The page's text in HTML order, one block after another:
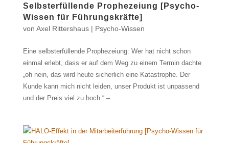
Selbsterfüllende Prophezeiung [Psycho-
Wissen für Führungskräfte]
von Axel Rittershaus| Psycho-Wissen
Eine selbsterfüllende Prophezeiung: Wer hat nicht schon
einmal erlebt, dass er auf dem Weg zu einem Termin dachte
„oh nein, das wird heute sicherlich eine Katastrophe. Der
Kunde kann mich nicht leiden, unser Produkt ist unpassend
und der Preis viel zu hoch.“ –...